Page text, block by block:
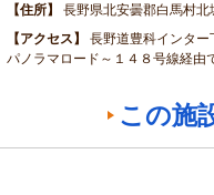
住所
長野県北安曇郡白馬村北
アクセス
長野道豊科インタ
パノラマロード～１４８号線経由
この施